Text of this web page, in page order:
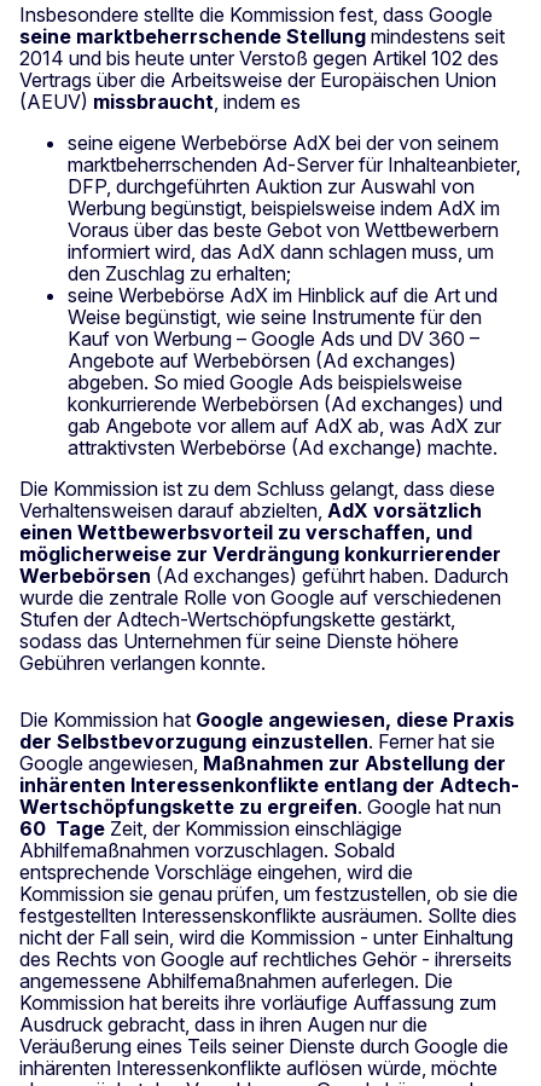
Insbesondere stellte die Kommission fest, dass Google
seine marktbeherrschende Stellung mindestens seit
2014 und bis heute unter Verstoß gegen Artikel 102 des
Vertrags über die Arbeitsweise der Europäischen Union
(AEUV) missbraucht , indem es
seine eigene Werbebörse AdX bei der von seinem
marktbeherrschenden Ad-Server für Inhalteanbieter,
DFP, durchgeführten Auktion zur Auswahl von
Werbung begünstigt, beispielsweise indem AdX im
Voraus über das beste Gebot von Wettbewerbern
informiert wird, das AdX dann schlagen muss, um
den Zuschlag zu erhalten;
seine Werbebörse AdX im Hinblick auf die Art und
Weise begünstigt, wie seine Instrumente für den
Kauf von Werbung – Google Ads und DV 360 –
Angebote auf Werbebörsen (Ad exchanges)
abgeben. So mied Google Ads beispielsweise
konkurrierende Werbebörsen (Ad exchanges) und
gab Angebote vor allem auf AdX ab, was AdX zur
attraktivsten Werbebörse (Ad exchange) machte.
Die Kommission ist zu dem Schluss gelangt, dass diese
Verhaltensweisen darauf abzielten, AdX vorsätzlich
einen Wettbewerbsvorteil zu verschaffen, und
möglicherweise zur Verdrängung konkurrierender
Werbebörsen (Ad exchanges) geführt haben. Dadurch
wurde die zentrale Rolle von Google auf verschiedenen
Stufen der Adtech-Wertschöpfungskette gestärkt,
sodass das Unternehmen für seine Dienste höhere
Gebühren verlangen konnte.
Die Kommission hat Google angewiesen, diese Praxis
der Selbstbevorzugung einzustellen. Ferner hat sie
Google angewiesen, Maßnahmen zur Abstellung der
inhärenten Interessenkonflikte entlang der Adtech-
Wertschöpfungskette zu ergreifen. Google hat nun
60 Tage Zeit, der Kommission einschlägige
Abhilfemaßnahmen vorzuschlagen. Sobald
entsprechende Vorschläge eingehen, wird die
Kommission sie genau prüfen, um festzustellen, ob sie die
festgestellten Interessenskonflikte ausräumen. Sollte dies
nicht der Fall sein, wird die Kommission - unter Einhaltung
des Rechts von Google auf rechtliches Gehör - ihrerseits
angemessene Abhilfemaßnahmen auferlegen. Die
Kommission hat bereits ihre vorläufige Auffassung zum
Ausdruck gebracht, dass in ihren Augen nur die
Veräußerung eines Teils seiner Dienste durch Google die
inhärenten Interessenkonflikte auflösen würde, möchte